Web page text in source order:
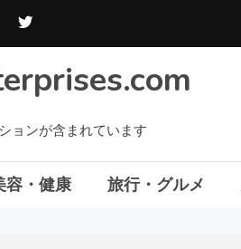
ョンが含まれています
容・健康 旅行・グルメ